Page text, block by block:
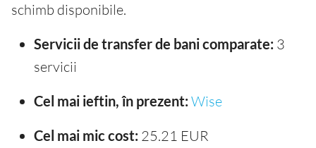
schimb disponibile.
Servicii de transfer de bani comparate: 3
servicii
Cel mai ieftin, în prezent: Wise
Cel mai mic cost: 25.21 EUR